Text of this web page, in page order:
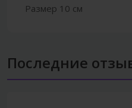
Размер 10 см
Последние